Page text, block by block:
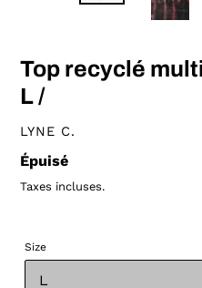
DIAPOSITIVE
Top recyclé
L /
DISTRIBUTEUR
LYNE C.
Prix
normal
Épuisé
Taxes incluses.
Size